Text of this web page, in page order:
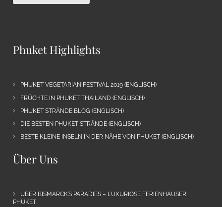
Phuket Highlights
PHUKET VEGETARIAN FESTIVAL 2019 (ENGLISCH)
FRÜCHTE IN PHUKET THAILAND (ENGLISCH)
PHUKET STRÄNDE BLOG (ENGLISCH)
DIE BESTEN PHUKET STRÄNDE (ENGLISCH)
BESTE KLEINE INSELN IN DER NÄHE VON PHUKET (ENGLISCH)
Über Uns
ÜBER BISMARCK’S PARADIES – LUXURIÖSE FERIENHÄUSER
PHUKET